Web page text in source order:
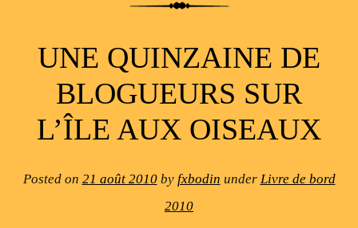
UNE QUINZAINE DE
BLOGUEURS SUR
L’ÎLE AUX OISEAUX
Posted on 21 août 2010by fxbodin under Livre de bord
2010